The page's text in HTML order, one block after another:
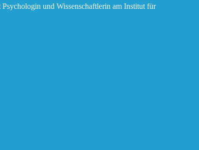
und Wissenschaftlerin am Institut für